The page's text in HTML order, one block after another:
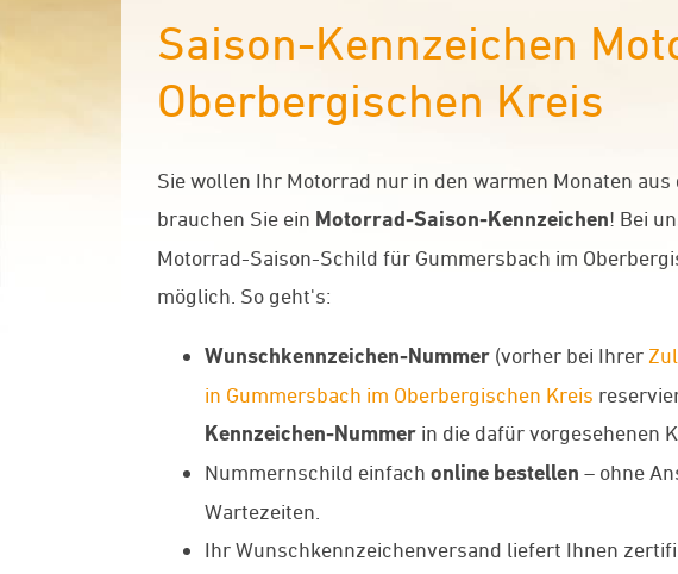
Saison-Kennzeichen
Oberbergischen Kreis
Sie wollen Ihr Motorrad nur in den warmen Monaten aus
brauchen Sie ein Motorrad-Saison-Kennzeichen! Bei
Motorrad-Saison-Schild für Gummersbach im
möglich. So geht's:
Wunschkennzeichen-Nummer (vorher bei Ihrer
in Gummersbach im Oberbergischen Kreis
Kennzeichen-Nummer in die dafür vorgesehenen
Nummernschild einfach online bestellen – ohne
Wartezeiten.
Ihr Wunschkennzeichenversand liefert Ihnen